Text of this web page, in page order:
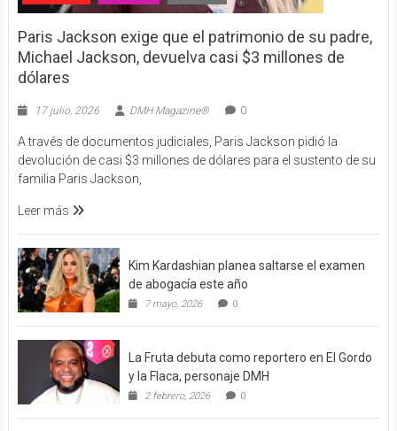
Paris Jackson exige que el patrimonio de su padre,
Michael Jackson, devuelva casi $3 millones de
dólares
17 julio, 2026 DMH Magazine® 0
A través de documentos judiciales, Paris Jackson pidió la
devolución de casi $3 millones de dólares para el sustento de su
familia Paris Jackson,
Leer más
Kim Kardashian planea saltarse el examen
de abogacía este año
7 mayo, 2026 0
La Fruta debuta como reportero en El Gordo
y la Flaca, personaje DMH
2 febrero, 2026 0